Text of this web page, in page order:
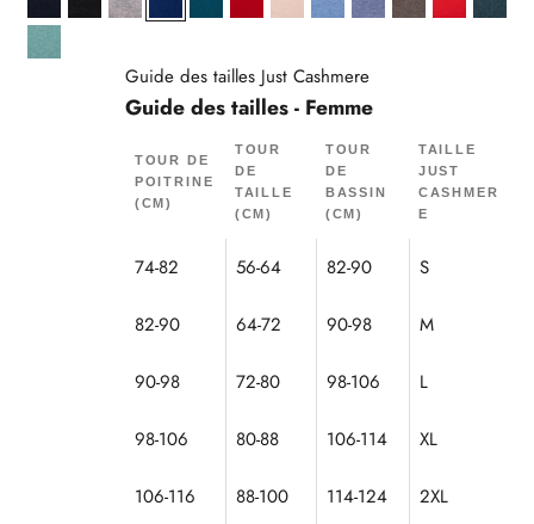
NavyNoir Nuage Chiné
Outremer
PaonRougeSableSky Sky ChinéTaupe Chiné
TomateVert
Vert Chiné
Guide des tailles Just Cashmere
Guide des tailles - Femme
TOUR DE
POITRINE
(CM)
TOUR
DE
TAILLE
(CM)
TOUR
DE
BASSIN
(CM)
TAILLE
JUST
CASHMER
E
74-82 56-64 82-90 S
82-90 64-72 90-98 M
90-98 72-80 98-106 L
98-106 80-88 106-114 XL
106-116 88-100 114-124 2XL